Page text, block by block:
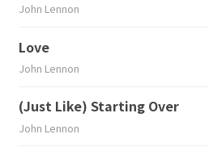
John Lennon
Love
John Lennon
(Just Like) Starting Over
John Lennon